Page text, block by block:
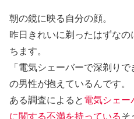
朝の鏡に映る自分の顔。
昨日きれいに剃ったはずな
ちます。
「電気シェーバーで深剃り
の男性が抱えているんです。
ある調査によると電気シェー
に関する不満を持っているそ